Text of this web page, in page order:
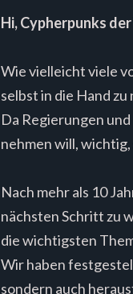
Hi, Cypherpunks
Wie vielleicht viele
selbst in die Hand zu
Da Regierungen
nehmen will,
Nach mehr als 10
nächsten Schritt zu
die wichtigsten
Wir haben
sondern auch